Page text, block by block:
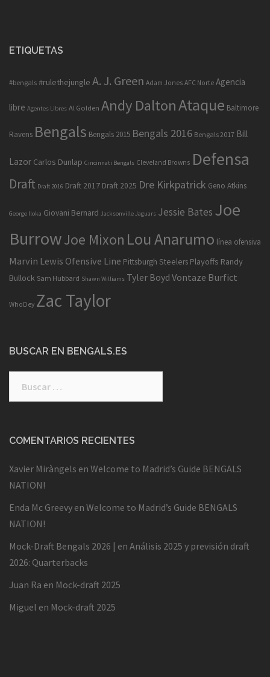
ETIQUETAS
#bengals #rulethejungle A. J. Green Adam Jones AFC Norte Agencia
libre Agentes Libres Al Golden Andy DaltonAtaque Baltimore
Ravens Bengals Bengals 2015 Bengals 2016 Bengals 2017 Bill
Lazor Carlos Dunlap Cincinnati Bengals Cleveland Browns Defensa
Draft Draft 2016 Draft 2017 Draft 2025 Dre Kirkpatrick Geno Atkins
George Iloka Giovani Bernard Jacksonville Jaguars Jessie Bates Joe
BurrowJoe Mixon Lou Anarumo línea ofensiva
Marvin Lewis Ofensive Line Pittsburgh Steelers Playoffs Randy
Bullock Sam Hubbard Shawn Williams Tyler Boyd Vontaze Burfict
WhoDey Zac Taylor
BUSCAR EN BENGALS.ES
COMENTARIOS RECIENTES
Xavier Miràngels en Welcome to Madrid’s Guide BENGALS
NATION!
Enda Mc Greevy en Welcome to Madrid’s Guide BENGALS
NATION!
Mock-Draft Bengals 2026 | en Análisis 2025 y previsión draft
2026: Quarterbacks
Juan Ra en Mock-draft 2025
Miguel en Mock-draft 2025